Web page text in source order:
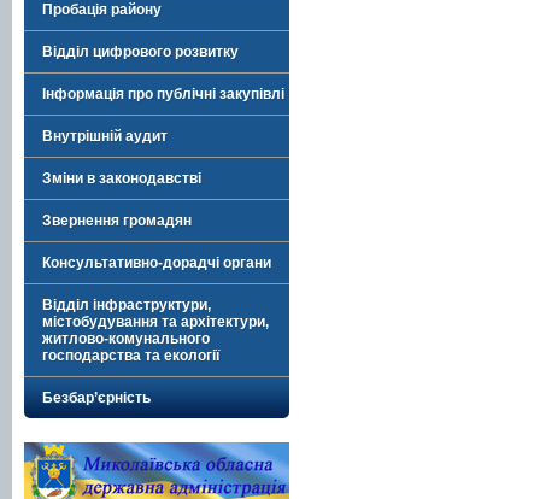
Пробація району
Відділ цифрового розвитку
Інформація про публічні закупівлі
Внутрішній аудит
Зміни в законодавстві
Звернення громадян
Консультативно-дорадчі органи
Відділ інфраструктури,
містобудування та архітектури,
житлово-комунального
господарства та екології
Безбар’єрність